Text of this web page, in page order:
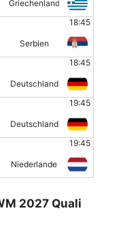
Griechenland
18:45
Serbien
18:45
Deutschland
19:45
Deutschland
19:45
Niederlande
2027 Quali